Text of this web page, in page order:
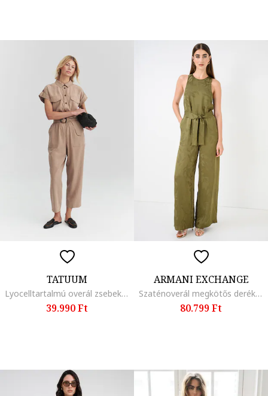
TATUUM
Lyocelltartalmú overál zsebekkel, Bézs
39.990 Ft
ARMANI EXCHANGE
Szaténoverál megkötős derékrésszel, Erdőzöld
80.799 Ft